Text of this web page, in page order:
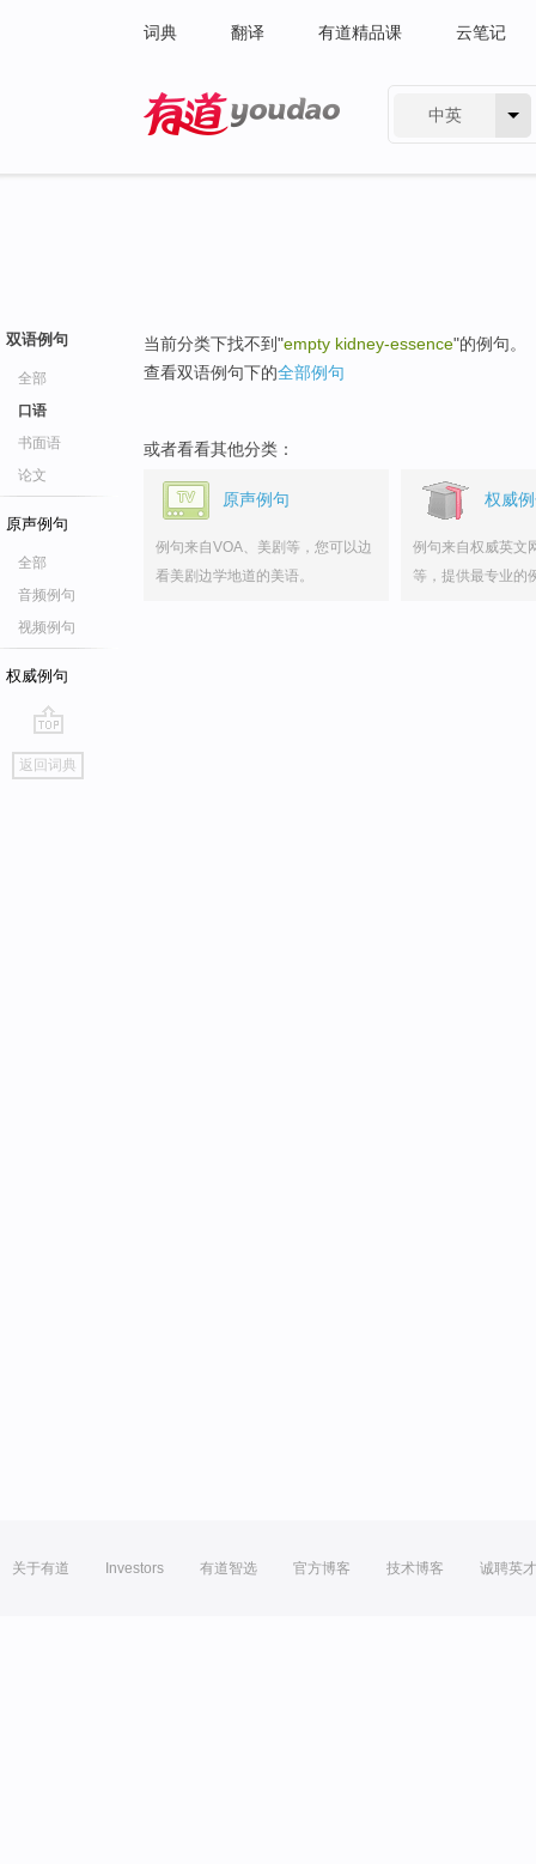
词典 翻译 有道精品课 云笔记
中英
双语例句
全部
口语
书面语
论文
原声例句
全部
音频例句
视频例句
权威例句
go
top
返回词典
当前分类下找不到"empty kidney-essence"的例句。
查看双语例句下的全部例句
或者看看其他分类：
原声例句
例句来自VOA、美剧等，您可以边
看美剧边学地道的美语。
权威
例句来自权威英文
等，提供最专业的
关于有道 Investors 有道智选 官方博客 技术博客 诚聘英才